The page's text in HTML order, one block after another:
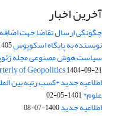
آخرین اخبار
چگونگی ارسال تقاضا جهت
نویسنده به پایگاه اسکوپوس04-27
سیاست هوش مصنوعی مجله
of Geopolitics1404-09-21
اطلاعیه جدید *کسب رتبه بین
علوم*1401-05-02
اطلاعیه جدید1400-07-08